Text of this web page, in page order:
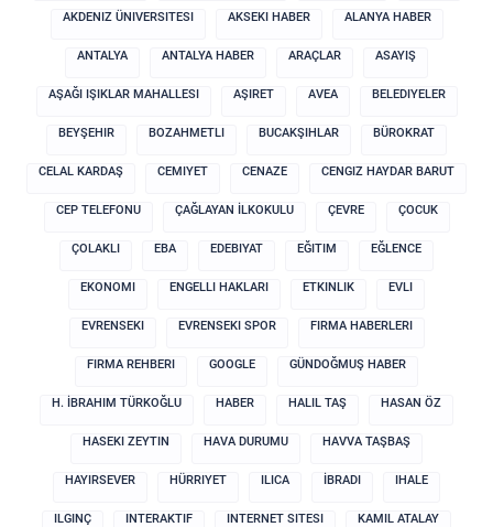
AKDENIZ ÜNIVERSITESI AKSEKI HABER ALANYA HABER
ANTALYA ANTALYA HABER ARAÇLAR ASAYIŞ
AŞAĞI IŞIKLAR MAHALLESI AŞIRET AVEA BELEDIYELER
BEYŞEHIR BOZAHMETLI BUCAKŞIHLAR BÜROKRAT
CELAL KARDAŞ CEMIYET CENAZE CENGIZ HAYDAR BARUT
CEP TELEFONU ÇAĞLAYAN İLKOKULU ÇEVRE ÇOCUK
ÇOLAKLI EBA EDEBIYAT EĞITIM EĞLENCE
EKONOMI ENGELLI HAKLARI ETKINLIK EVLI
EVRENSEKI EVRENSEKI SPOR FIRMA HABERLERI
FIRMA REHBERI GOOGLE GÜNDOĞMUŞ HABER
H. İBRAHIM TÜRKOĞLU HABER HALIL TAŞ HASAN ÖZ
HASEKI ZEYTIN HAVA DURUMU HAVVA TAŞBAŞ
HAYIRSEVER HÜRRIYET ILICA İBRADI IHALE
ILGINÇ INTERAKTIF INTERNET SITESI KAMIL ATALAY